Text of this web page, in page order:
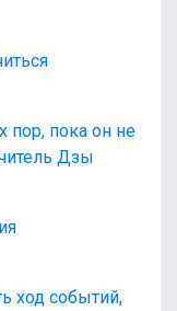
пор, пока он не
Дзы
ход событий,